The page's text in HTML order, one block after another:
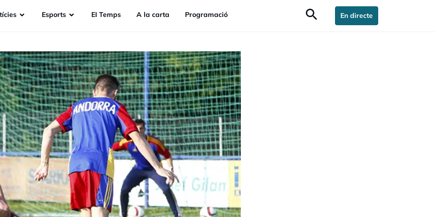
Esports EI Temps A la carta Programació search En directe